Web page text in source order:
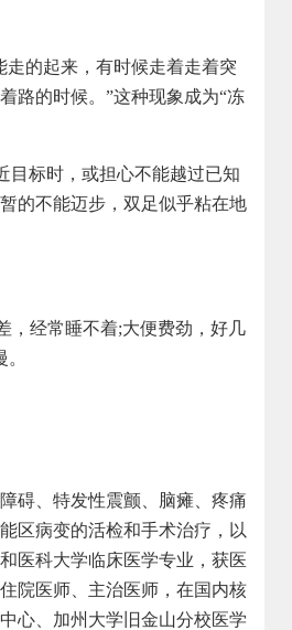
的起来，有时候走着走着突
路的时候。”这种现象成为“冻
目标时，或担心不能越过已知
的不能迈步，双足似乎粘在地
，经常睡不着;大便费劲，好几
碍、特发性震颤、脑瘫、疼痛
区病变的活检和手术治疗，以
医科大学临床医学专业，获医
院医师、主治医师，在国内核
心、加州大学旧金山分校医学